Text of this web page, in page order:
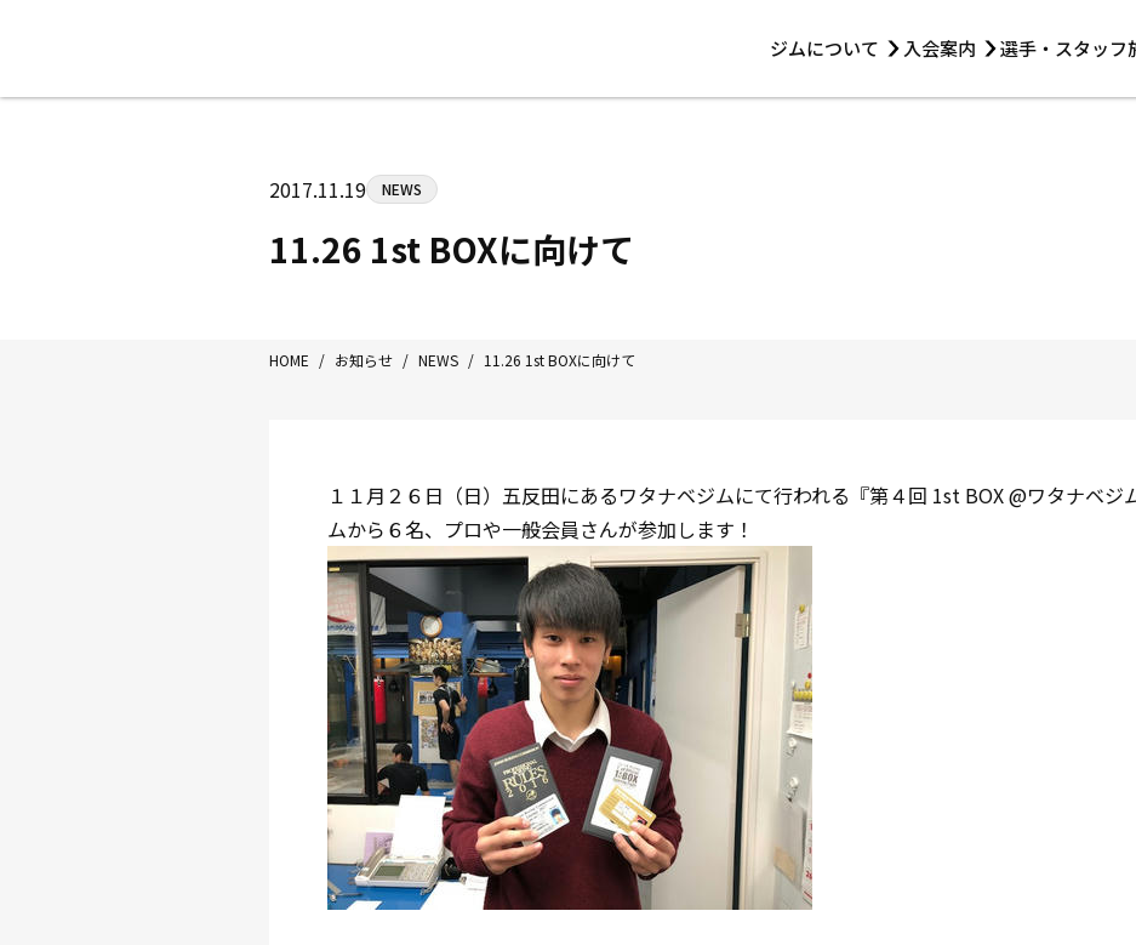
ジムについて 入会案内 選手・スタッフ
Tel/Fax：042-622-7222
2017.11.19 NEWS
11.26 1st BOXに向けて
HOME / お知らせ / NEWS / 11.26 1st BOXに向けて
１１月２６日（日）五反田にあるワタナベジムにて行われる『第４回 1st BOX @ワタナベジ
ムから６名、プロや一般会員さんが参加します！